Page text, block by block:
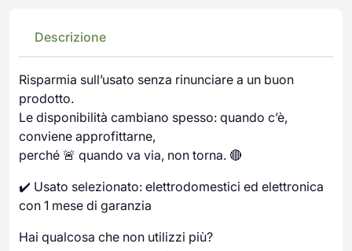
Descrizione
Risparmia sull’usato senza rinunciare a un buon
prodotto.
Le disponibilità cambiano spesso: quando c’è,
conviene approfittarne,
perché 🚨 quando va via, non torna. 🔴
✔️ Usato selezionato: elettrodomestici ed elettronica
con 1 mese di garanzia
Hai qualcosa che non utilizzi più?